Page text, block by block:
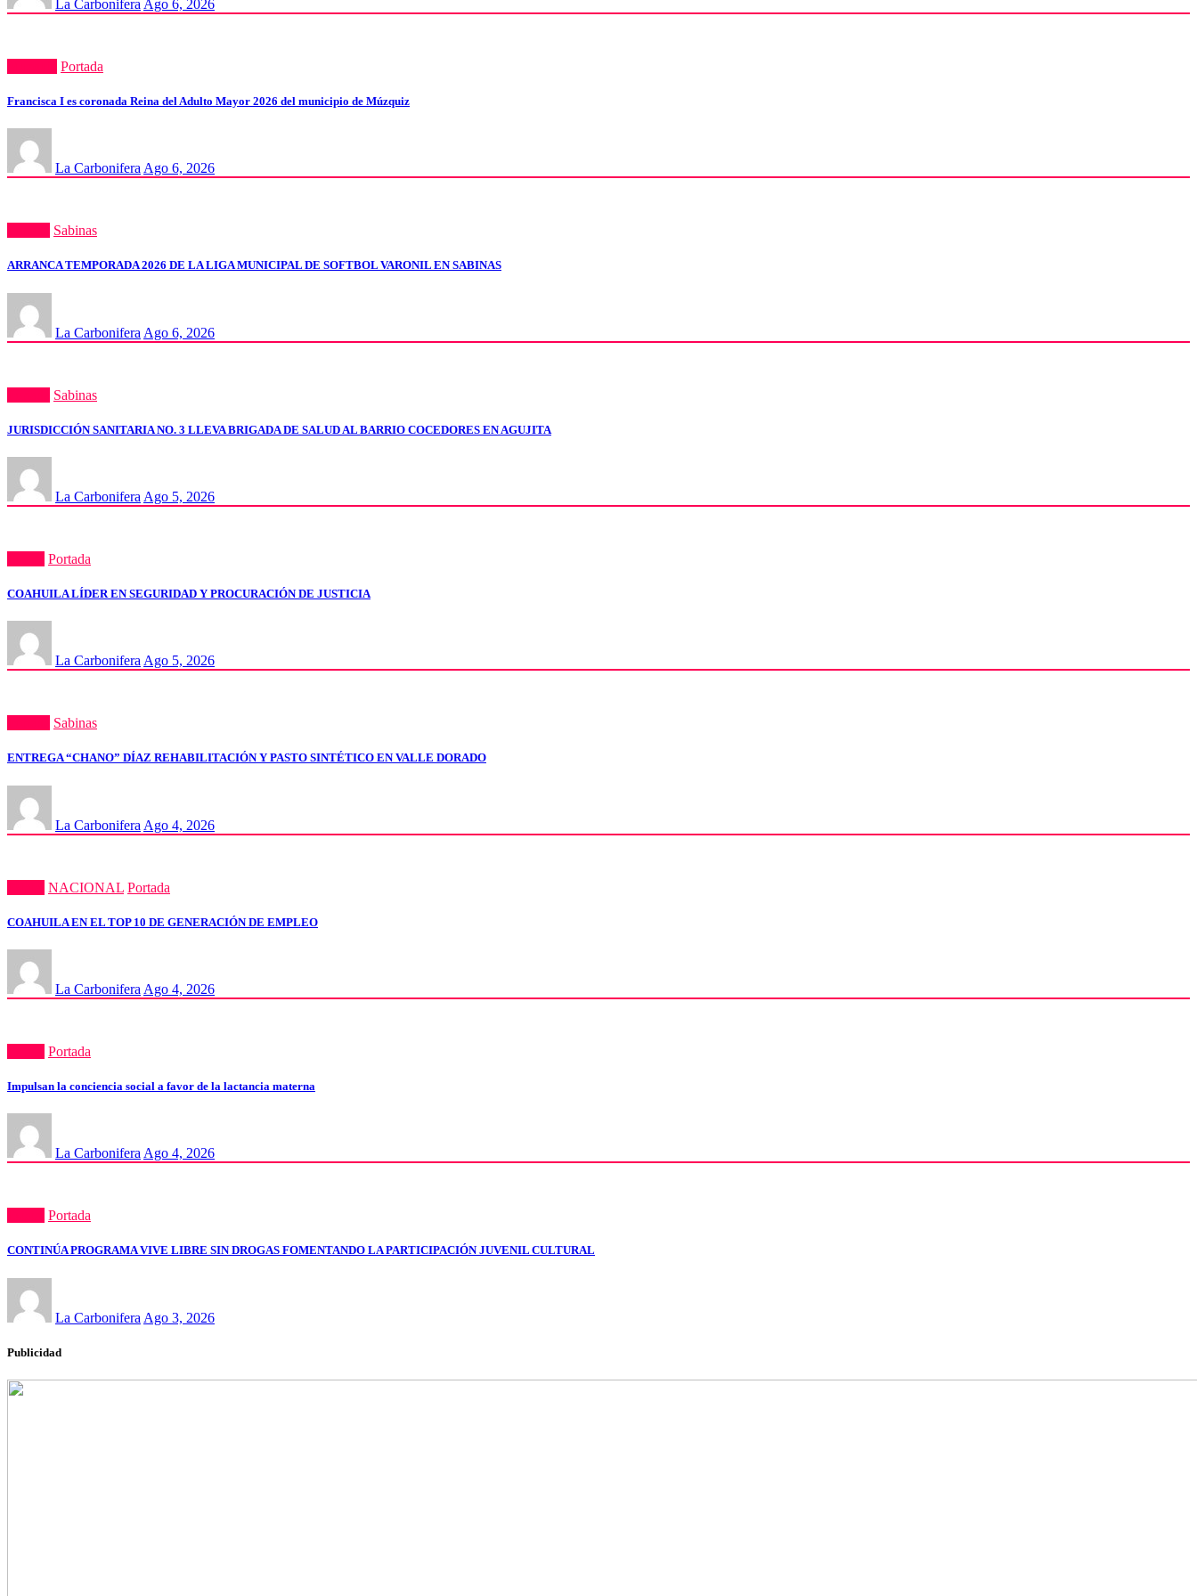
La Carbonifera Ago 6, 2026
Portada
Francisca I es coronada Reina del Adulto Mayor 2026 del municipio de Múzquiz
La Carbonifera Ago 6, 2026
Sabinas
ARRANCA TEMPORADA 2026 DE LA LIGA MUNICIPAL DE SOFTBOL VARONIL EN SABINAS
La Carbonifera Ago 6, 2026
Sabinas
JURISDICCIÓN SANITARIA NO. 3 LLEVA BRIGADA DE SALUD AL BARRIO COCEDORES EN AGUJITA
La Carbonifera Ago 5, 2026
Portada
COAHUILA LÍDER EN SEGURIDAD Y PROCURACIÓN DE JUSTICIA
La Carbonifera Ago 5, 2026
Sabinas
ENTREGA “CHANO” DÍAZ REHABILITACIÓN Y PASTO SINTÉTICO EN VALLE DORADO
La Carbonifera Ago 4, 2026
NACIONAL Portada
COAHUILA EN EL TOP 10 DE GENERACIÓN DE EMPLEO
La Carbonifera Ago 4, 2026
Portada
Impulsan la conciencia social a favor de la lactancia materna
La Carbonifera Ago 4, 2026
Portada
CONTINÚA PROGRAMA VIVE LIBRE SIN DROGAS FOMENTANDO LA PARTICIPACIÓN JUVENIL CULTURAL
La Carbonifera Ago 3, 2026
Publicidad